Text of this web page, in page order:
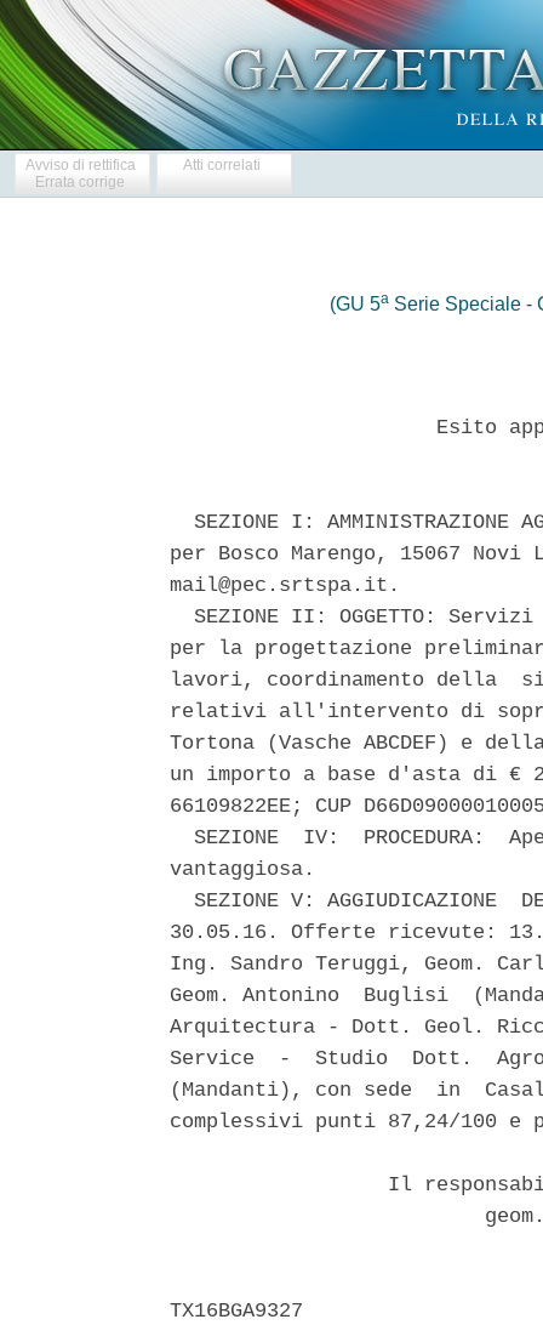
Avviso di rettifica
Errata corrige
Atti correlati
(GU 5a Serie Speciale -
Esito
SEZIONE I: AMMINISTRAZIONE
per Bosco Marengo, 15067
mail@pec.srtspa.it.
SEZIONE II: OGGETTO:
per la progettazione
lavori, coordinamento della
relativi all'intervento di
Tortona (Vasche ABCDEF) e
un importo a base d'asta di €
66109822EE; CUP
SEZIONE  IV:  PROCEDURA:
vantaggiosa.
SEZIONE V: AGGIUDICAZIONE
30.05.16. Offerte ricevute:
Ing. Sandro Teruggi, Geom.
Geom. Antonino  Buglisi
Arquitectura - Dott. Geol.
Service  -  Studio  Dott.
(Mandanti), con sede  in
complessivi punti 87,24/100
Il